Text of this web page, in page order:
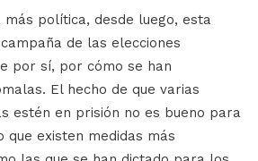
más política, desde luego, esta
de las elecciones
por sí, por cómo se han
El hecho de que varias
estén en prisión no es bueno para
que existen medidas más